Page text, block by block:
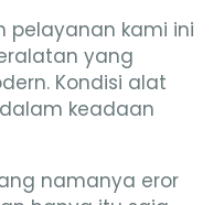
pelayanan kami ini
yang
Kondisi alat
keadaan
namanya eror